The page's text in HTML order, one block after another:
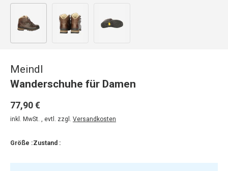
Bild 1 in Galerieansicht laden
Meindl
Wanderschuhe für Damen
77,90 €
inkl. MwSt. , evtl. zzgl. Versandkosten
Größe :Zustand :